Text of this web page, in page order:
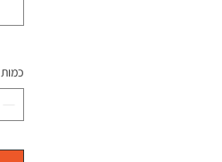
כמות